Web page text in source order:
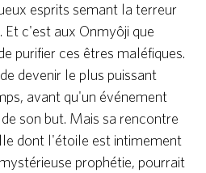
esprits semant la terreur
Et c'est aux Onmyôji que
purifier ces êtres maléfiques.
devenir le plus puissant
avant qu'un événement
son but. Mais sa rencontre
dont l'étoile est intimement
prophétie, pourrait